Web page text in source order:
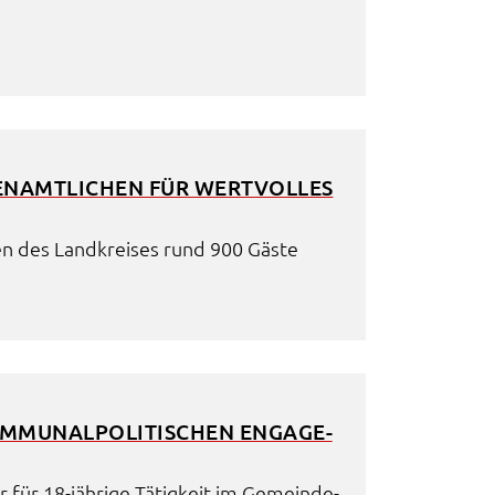
FÜR WERT­VOL­LES
des Land­krei­ses rund 900 Gäste
ENGA­GE­